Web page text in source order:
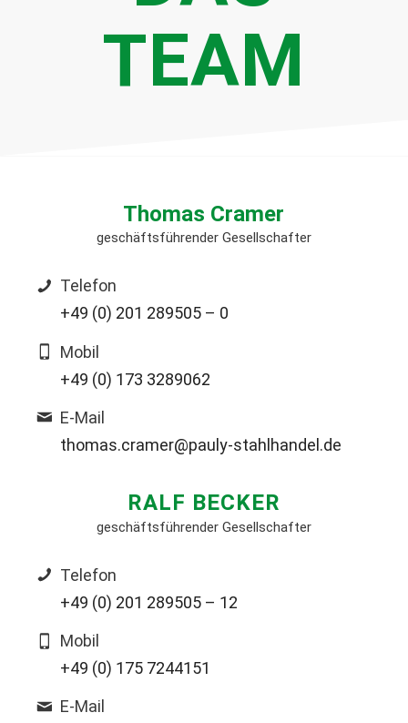
TEAM
Thomas Cramer
geschäftsführender Gesellschafter
Telefon
+49 (0) 201 289505 – 0
Mobil
+49 (0) 173 3289062
E-Mail
thomas.cramer@pauly-stahlhandel.de
RALF BECKER
geschäftsführender Gesellschafter
Telefon
+49 (0) 201 289505 – 12
Mobil
+49 (0) 175 7244151
E-Mail